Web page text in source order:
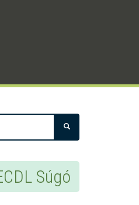
Súgó